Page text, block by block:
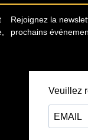
Rejoignez la
prochains